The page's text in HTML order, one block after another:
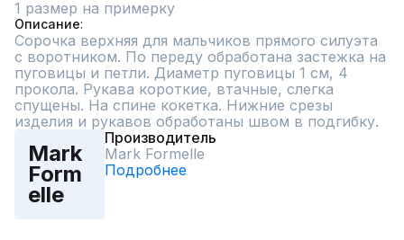
1 размер на примерку
Описание
Сорочка верхняя для мальчиков прямого силуэта
с воротником. По переду обработана застежка на
пуговицы и петли. Диаметр пуговицы 1 см, 4
прокола. Рукава короткие, втачные, слегка
спущены. На спине кокетка. Нижние срезы
изделия и рукавов обработаны швом в подгибку.
Mark
Form
elle
Производитель
Mark Formelle
Подробнее